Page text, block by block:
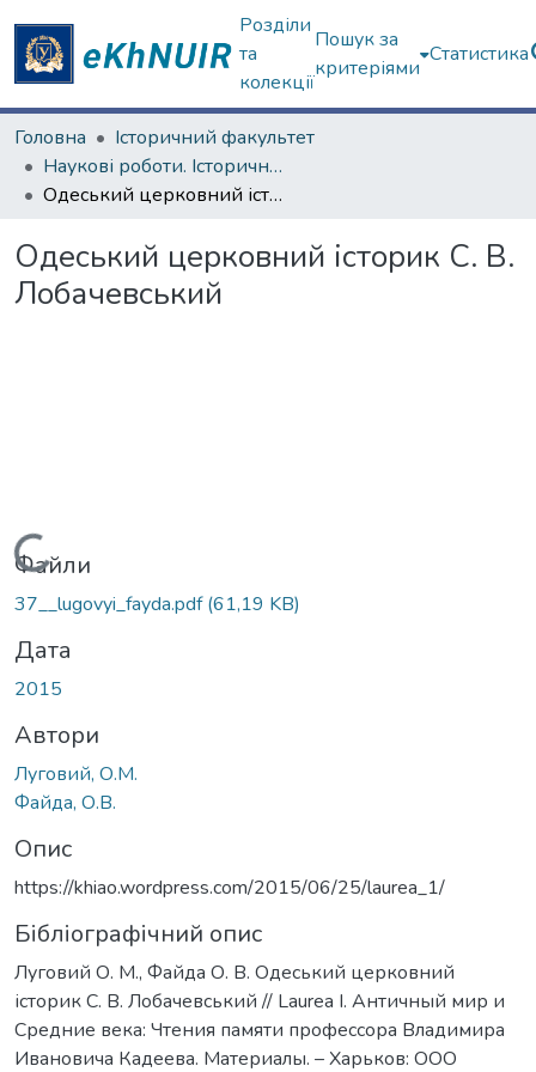
Розділи
та
колекції
Пошук за
критеріями
Статистика
Головна
Історичний факультет
Наукові роботи. Історичний факультет
Одеський церковний історик С. В. Лобачевський
Одеський церковний історик С. В.
Лобачевський
Вантажиться...
Файли
37__lugovyi_fayda.pdf(61,19 KB)
Дата
2015
Автори
Луговий, О.М.
Файда, О.В.
Опис
https://khiao.wordpress.com/2015/06/25/laurea_1/
Бібліографічний опис
Луговий О. М., Файда О. В. Одеський церковний
історик С. В. Лобачевський // Laurea I. Античный мир и
Средние века: Чтения памяти профессора Владимира
Ивановича Кадеева. Материалы. – Харьков: ООО